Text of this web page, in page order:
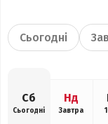
Сьогодні
Сб
Сьогодні
Нд
Завтра